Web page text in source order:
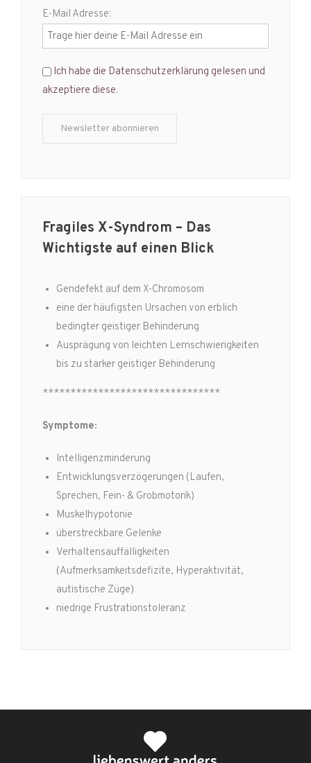
E-Mail Adresse:
Ich habe die Datenschutzerklärung gelesen und
akzeptiere diese.
Fragiles X-Syndrom – Das
Wichtigste auf einen Blick
Gendefekt auf dem X-Chromosom
eine der häufigsten Ursachen von erblich
bedingter geistiger Behinderung
Ausprägung von leichten Lernschwierigkeiten
bis zu starker geistiger Behinderung
********************************
Symptome:
Intelligenzminderung
Entwicklungsverzögerungen (Laufen,
Sprechen, Fein- & Grobmotorik)
Muskelhypotonie
überstreckbare Gelenke
Verhaltensauffälligkeiten
(Aufmerksamkeitsdefizite, Hyperaktivität,
autistische Züge)
niedrige Frustrationstoleranz